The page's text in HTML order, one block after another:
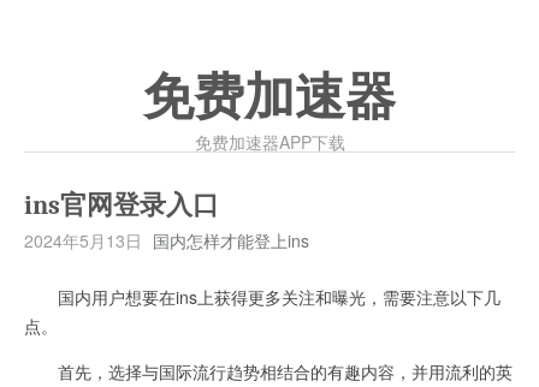
免费加速器
免费加速器APP下载
ins官网登录入口
2024年5月13日 国内怎样才能登上ins
国内用户想要在ins上获得更多关注和曝光，需要注意以下几
点。
首先，选择与国际流行趋势相结合的有趣内容，并用流利的英